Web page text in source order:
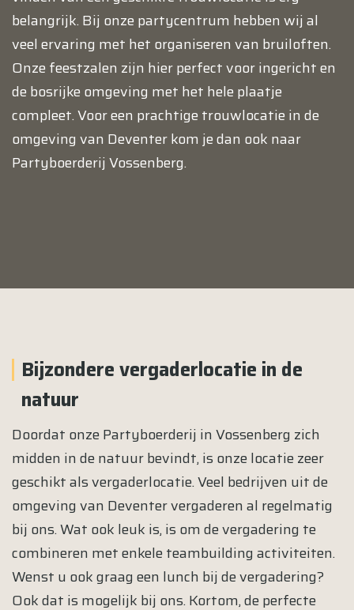
belangrijk. Bij onze partycentrum hebben wij al
veel ervaring met het organiseren van bruiloften.
Onze feestzalen zijn hier perfect voor ingericht en
de bosrijke omgeving met het hele plaatje
compleet. Voor een prachtige trouwlocatie in de
omgeving van Deventer kom je dan ook naar
Partyboerderij Vossenberg.
Bijzondere vergaderlocatie in de
natuur
Doordat onze Partyboerderij in Vossenberg zich
midden in de natuur bevindt, is onze locatie zeer
geschikt als vergaderlocatie. Veel bedrijven uit de
omgeving van Deventer vergaderen al regelmatig
bij ons. Wat ook leuk is, is om de vergadering te
combineren met enkele teambuilding activiteiten.
Wenst u ook graag een lunch bij de vergadering?
Ook dat is mogelijk bij ons. Kortom, de perfecte